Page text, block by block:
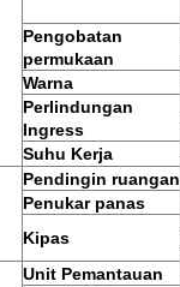
Pengobatan
permukaan
Warna
Perlindungan
Ingress
Suhu Kerja
Pendingin ruangan
Penukar panas
Kipas
Unit Pemantauan